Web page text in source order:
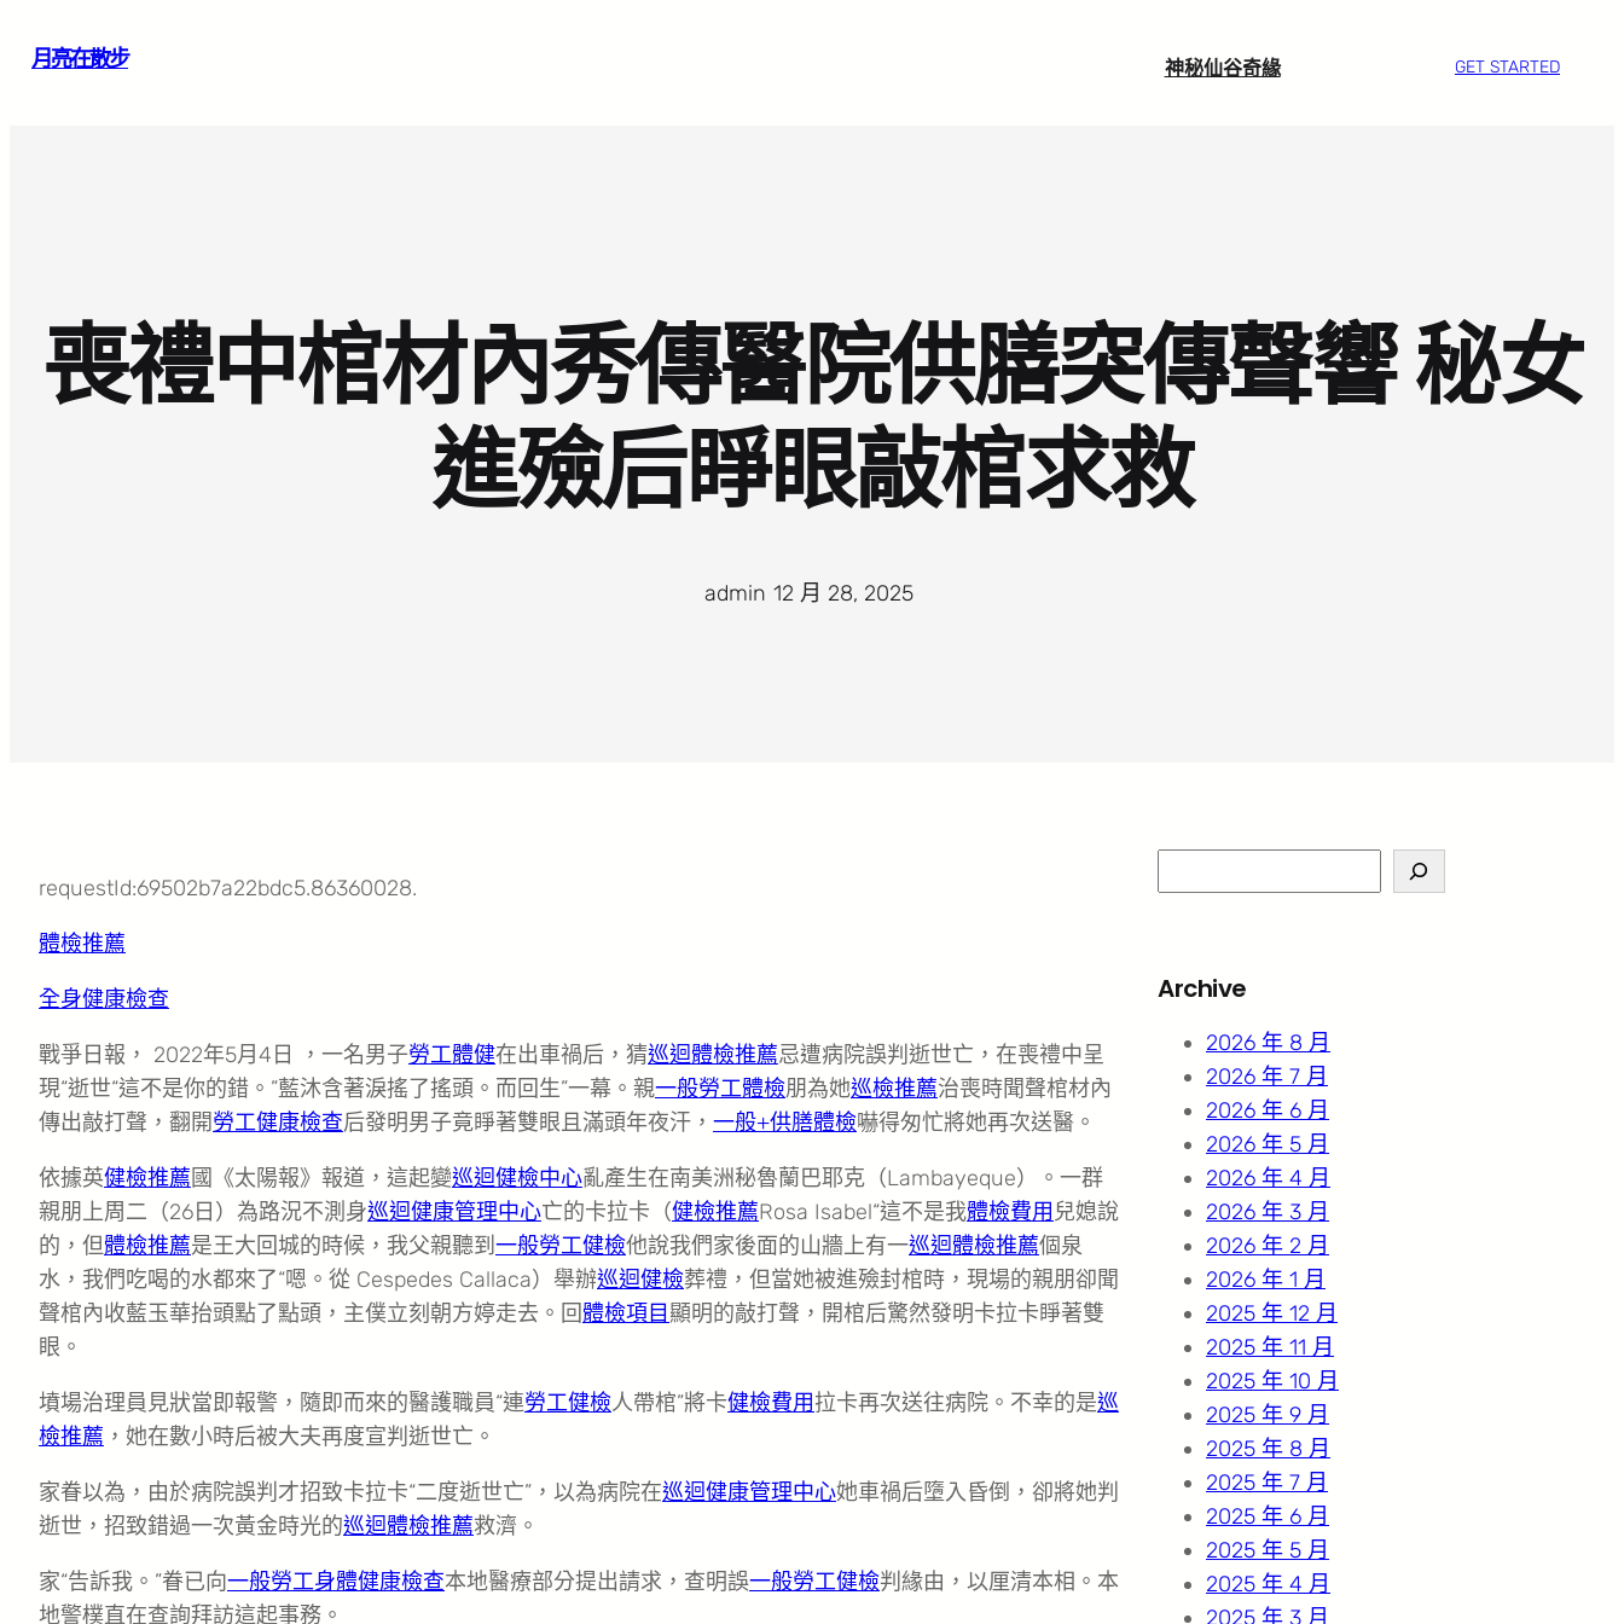
月亮在散步 神秘仙谷奇緣 GET STARTED
喪禮中棺材內秀傳醫院供膳突傳聲響 秘女
進殮后睜眼敲棺求救
admin 12 月 28, 2025·
requestId:69502b7a22bdc5.86360028.
體檢推薦
全身健康檢查
戰爭日報， 2022年5月4日 ，一名男子勞工體健在出車禍后，猜巡迴體檢推薦忌遭病院誤判逝世亡，在喪禮中呈
現“逝世“這不是你的錯。”藍沐含著淚搖了搖頭。而回生”一幕。親一般勞工體檢朋為她巡檢推薦治喪時聞聲棺材內
傳出敲打聲，翻開勞工健康檢查后發明男子竟睜著雙眼且滿頭年夜汗， 一般+供膳體檢嚇得匆忙將她再次送醫。
依據英健檢推薦國《太陽報》報道，這起變巡迴健檢中心亂產生在南美洲秘魯蘭巴耶克（Lambayeque）。一群
親朋上周二（26日）為路況不測身巡迴健康管理中心亡的卡拉卡（健檢推薦Rosa Isabel“這不是我體檢費用 兒媳說
的，但體檢推薦是王大回城的時候，我父親聽到 一般勞工健檢他說我們家後面的山牆上有一巡迴體檢推薦個泉
水，我們吃喝的水都來了“嗯。從 Cespedes Callaca）舉辦巡迴健檢葬禮，但當她被進殮封棺時，現場的親朋卻聞
聲棺內收藍玉華抬頭點了點頭，主僕立刻朝方婷走去。回體檢項目 顯明的敲打聲，開棺后驚然發明卡拉卡睜著雙
眼。
墳場治理員見狀當即報警，隨即而來的醫護職員“連勞工健檢人帶棺”將卡健檢費用拉卡再次送往病院。不幸的是巡
檢推薦 ，她在數小時后被大夫再度宣判逝世亡。
家眷以為，由於病院誤判才招致卡拉卡“二度逝世亡”，以為病院在巡迴健康管理中心她車禍后墮入昏倒，卻將她判
逝世，招致錯過一次黃金時光的巡迴體檢推薦救濟。
家“告訴我。”眷已向一般勞工身體健康檢查本地醫療部分提出請求，查明誤一般勞工健檢判緣由，以厘清本相。本
地警樸直在查詢拜訪這起事務。
e
c
Archive
2026 年 8 月
2026 年 7 月
2026 年 6 月
2026 年 5 月
2026 年 4 月
2026 年 3 月
2026 年 2 月
2026 年 1 月
2025 年 12 月
2025 年 11 月
2025 年 10 月
2025 年 9 月
2025 年 8 月
2025 年 7 月
2025 年 6 月
2025 年 5 月
2025 年 4 月
2025 年 3 月